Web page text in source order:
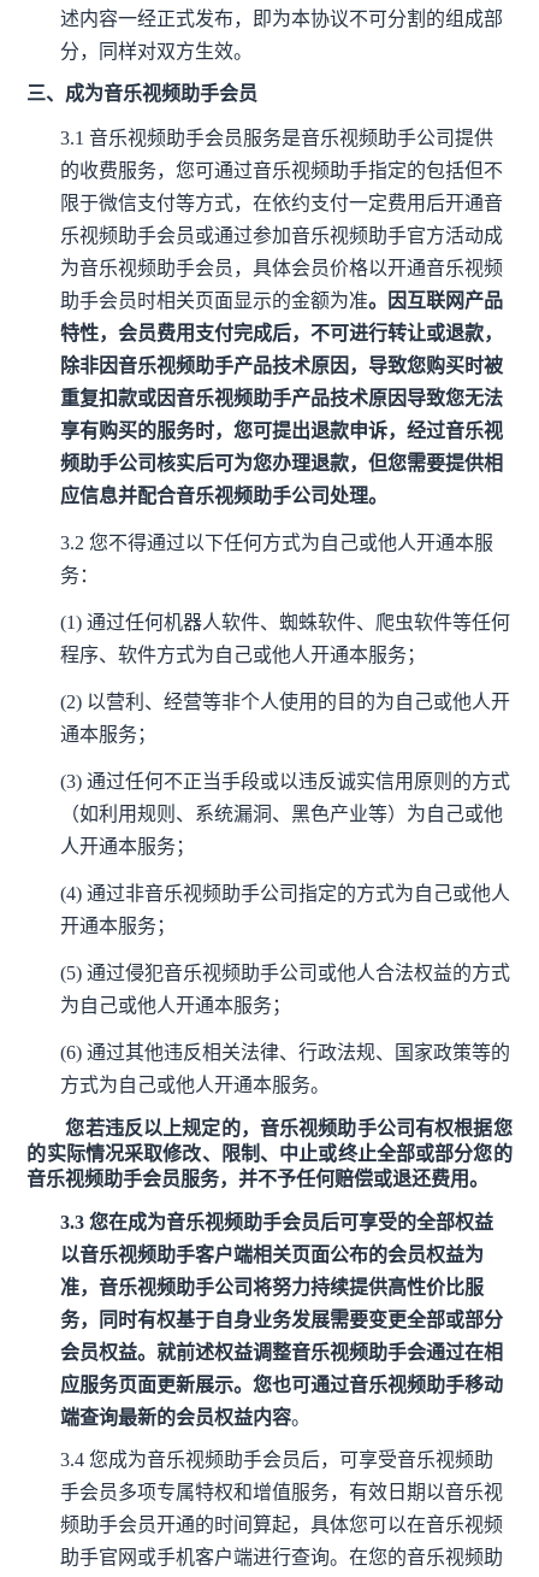
述内容一经正式发布，即为本协议不可分割的组成部
分，同样对双方生效。
三、成为音乐视频助手会员
3.1 音乐视频助手会员服务是音乐视频助手公司提供
的收费服务，您可通过音乐视频助手指定的包括但不
限于微信支付等方式，在依约支付一定费用后开通音
乐视频助手会员或通过参加音乐视频助手官方活动成
为音乐视频助手会员，具体会员价格以开通音乐视频
助手会员时相关页面显示的金额为准。因互联网产品
特性，会员费用 支付完成后，不可进行转让或退款，
除非因音乐视频助手产品技术原因，导致您购买时被
重复扣款或因音乐视频助手产品技术原因导致您无法
享有购买的服务时，您可提出退款申诉，经过音乐视
频助手公司核实后可为您办理退款，但您需要提供相
应信息并配合音乐视频助手公司处理。
3.2您不得通过以下任何方式为自己或他人开通本服
务：
(1)通过任何机器人软件、蜘蛛软件、爬虫软件等任何
程序、软件方式为自己或他人开通本服务；
(2) 以营利、经营等非个人使用的目的为自己或他人开
通本服务；
(3)通过任何不正当手段或以违反诚实信用原则的方式
（如利用规则、系统漏洞、黑色产业等）为自己或他
人开通本服务；
(4)通过非音乐视频助手公司指定的方式为自己或他人
开通本服务；
(5)通过侵犯音乐视频助手公司或他人合法权益的方式
为自己或他人开通本服务；
(6)通过其他违反相关法律、行政法规、国家政策等的
方式为自己或他人开通本服务。
您若违反以上规定的，音乐视频助手公司有权根据您
的实际情况采取修改、限制、中止或终止全部或部分您的
音乐视频助手会员服务，并不予任何赔偿或退还费用。
3.3您在成为音乐视频助手会员后可享受的全部权益
以音乐视频助手客户端相关页面公布的会员权益为
准，音乐视频助手公司将努力持续提供高性价比服
务，同时有权基于自身业务发展需要变更全部或部分
会员权益。就前述权益调整音乐视频助手会通过在相
应服务页面更新展示。您也可通过音乐视频助手移动
端查询最新的会员权益内容。
3.4您成为音乐视频助手会员后，可享受音乐视频助
手会员多项专属特权和增值服务，有效日期以音乐视
频助手会员开通的时间算起，具体您可以在音乐视频
助手官网或手机客户端进行查询。在您的音乐视频助